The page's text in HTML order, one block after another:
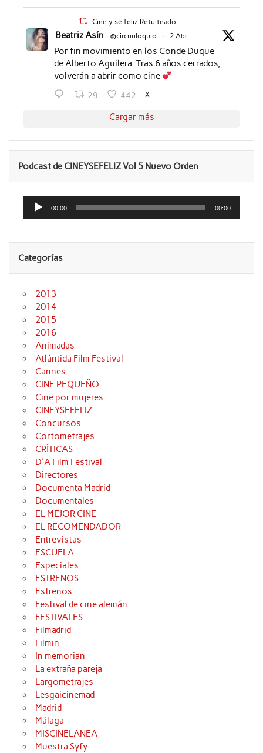
Cine y sé feliz Retuiteado
Beatriz Asín @circunloquio · 2 Abr
Por fin movimiento en los Conde Duque
de Alberto Aguilera. Tras 6 años cerrados,
volverán a abrir como cine
29 442 X
Cargar más
Podcast de CINEYSEFELIZ Vol 5 Nuevo Orden
Reproductor
audio
00:00 00:00
Categorías
2013
2014
2015
2016
Animadas
Atlántida Film Festival
Cannes
CINE PEQUEÑO
Cine por mujeres
CINEYSEFELIZ
Concursos
Cortometrajes
CRÍTICAS
D'A Film Festival
Directores
Documenta Madrid
Documentales
EL MEJOR CINE
EL RECOMENDADOR
Entrevistas
ESCUELA
Especiales
ESTRENOS
Estrenos
Festival de cine alemán
FESTIVALES
Filmadrid
Filmin
In memorian
La extraña pareja
Largometrajes
Lesgaicinemad
Madrid
Málaga
MISCINELANEA
Muestra Syfy